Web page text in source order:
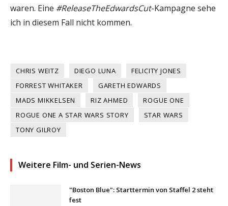
waren. Eine #ReleaseTheEdwardsCut-Kampagne sehe
ich in diesem Fall nicht kommen.
CHRIS WEITZ DIEGO LUNA
FELICITY JONES
FORREST WHITAKER
GARETH EDWARDS
MADS MIKKELSEN
RIZ AHMED
ROGUE ONE
ROGUE ONE A STAR WARS STORY
STAR WARS
TONY GILROY
Weitere Film- und Serien-News
"Boston Blue": Starttermin von Staffel 2 steht
fest